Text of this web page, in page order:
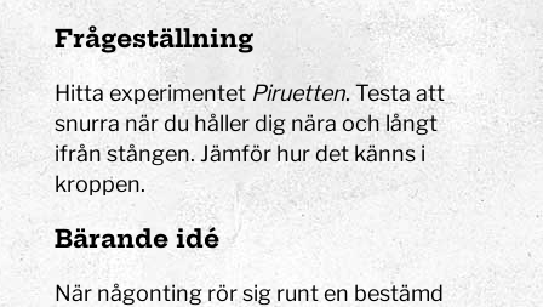
Frågeställning
Hitta experimentet Piruetten. Testa att
snurra när du håller dig nära och långt
ifrån stången. Jämför hur det känns i
kroppen.
Bärande idé
När någonting rör sig runt en bestämd